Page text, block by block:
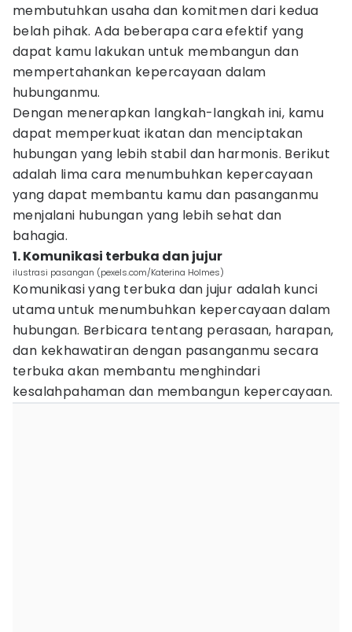
membutuhkan usaha dan komitmen dari kedua
belah pihak. Ada beberapa cara efektif yang
dapat kamu lakukan untuk membangun dan
mempertahankan kepercayaan dalam
hubunganmu.
Dengan menerapkan langkah-langkah ini, kamu
dapat memperkuat ikatan dan menciptakan
hubungan yang lebih stabil dan harmonis. Berikut
adalah lima cara menumbuhkan kepercayaan
yang dapat membantu kamu dan pasanganmu
menjalani hubungan yang lebih sehat dan
bahagia.
1. Komunikasi terbuka dan jujur
ilustrasi pasangan (pexels.com/Katerina Holmes)
Komunikasi yang terbuka dan jujur adalah kunci
utama untuk menumbuhkan kepercayaan dalam
hubungan. Berbicara tentang perasaan, harapan,
dan kekhawatiran dengan pasanganmu secara
terbuka akan membantu menghindari
kesalahpahaman dan membangun kepercayaan.